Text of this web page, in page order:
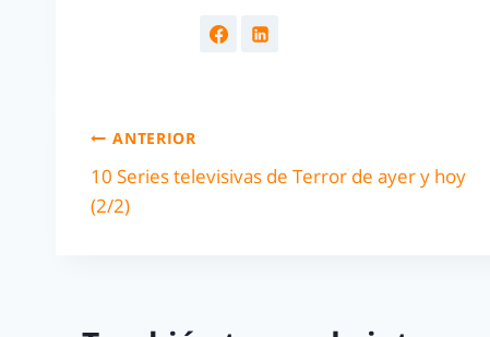
ANTERIOR
10 Series televisivas de Terror de ayer y hoy
(2/2)